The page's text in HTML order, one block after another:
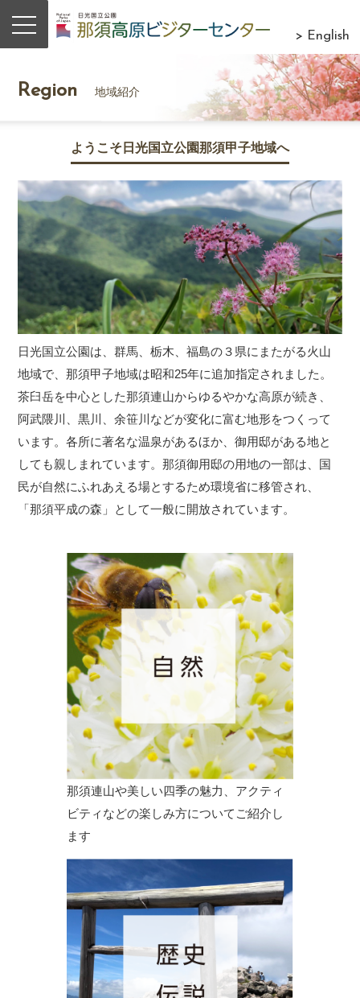
> English
Region 地域紹介
ようこそ日光国立公園那須甲子地域へ
日光国立公園は、群馬、栃木、福島の３県にまたがる火山
地域で、那須甲子地域は昭和25年に追加指定されました。
茶臼岳を中心とした那須連山からゆるやかな高原が続き、
阿武隈川、黒川、余笹川などが変化に富む地形をつくって
います。各所に著名な温泉があるほか、御用邸がある地と
しても親しまれています。那須御用邸の用地の一部は、国
民が自然にふれあえる場とするため環境省に移管され、
「那須平成の森」として一般に開放されています。
那須連山や美しい四季の魅力、アクティ
ビティなどの楽しみ方についてご紹介し
ます